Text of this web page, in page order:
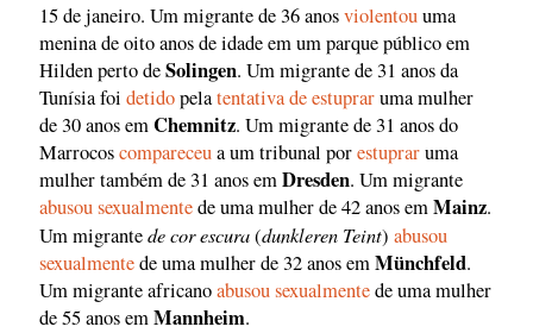
15 de janeiro. Um migrante de 36 anosviolentouuma
menina de oito anos de idade em um parque público em
Hilden perto deSolingen. Um migrante de 31 anos da
Tunísia foi detidopelatentativa de estupraruma mulher
de 30 anos emChemnitz. Um migrante de 31 anos do
Marrocoscompareceua um tribunal porestupraruma
mulher também de 31 anos emDresden. Um migrante
abusou sexualmentede uma mulher de 42 anos emMainz.
Um migrantede cor escura(dunkleren Teint) abusou
sexualmentede uma mulher de 32 anos emMünchfeld.
Um migrante africanoabusou sexualmentede uma mulher
de 55 anos emMannheim.